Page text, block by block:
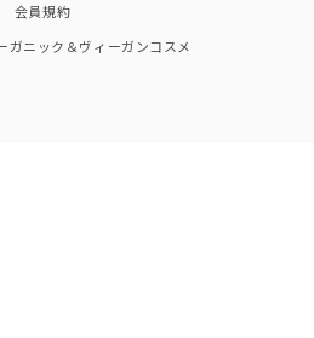
会員規約
ガニック＆ヴィーガンコスメ